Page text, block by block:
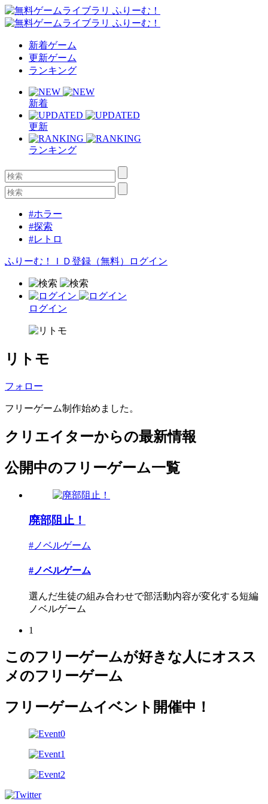
新着ゲーム
更新ゲーム
ランキング
新着
更新
ランキング
#ホラー
#探索
#レトロ
ふりーむ！ＩＤ登録（無料） ログイン
ログイン
リトモ
フォロー
フリーゲーム制作始めました。
クリエイターからの最新情報
公開中のフリーゲーム一覧
廃部阻止！
#ノベルゲーム
#ノベルゲーム
選んだ生徒の組み合わせで部活動内容が変化する短編
ノベルゲーム
1
このフリーゲームが好きな人にオスス
メのフリーゲーム
フリーゲームイベント開催中！